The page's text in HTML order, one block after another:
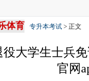
体育 专升本考试 > 正文
役大学生士兵
官网